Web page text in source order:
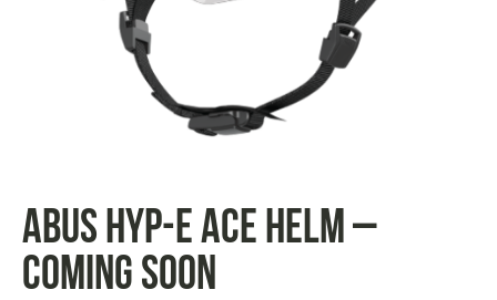
Abus HYP-E ace helm –
COMING SOON